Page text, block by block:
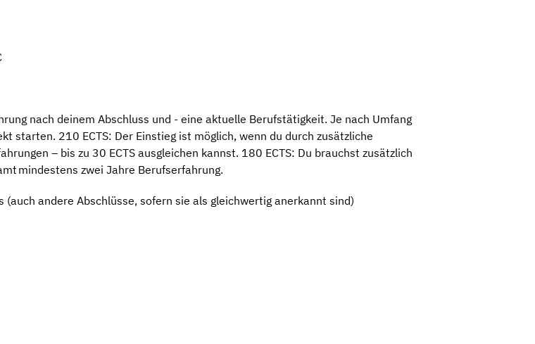
nach deinem Abschluss und - eine aktuelle Berufstätigkeit. Je nach Umfang
starten. 210 ECTS: Der Einstieg ist möglich, wenn du durch zusätzliche
– bis zu 30 ECTS ausgleichen kannst. 180 ECTS: Du brauchst zusätzlich
mindestens zwei Jahre Berufserfahrung.
andere Abschlüsse, sofern sie als gleichwertig anerkannt sind)